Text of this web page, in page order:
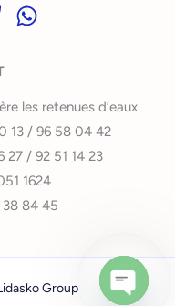
les retenues d’eaux.
13 / 96 58 04 42
27 / 92 51 14 23
1624
38 84 45
Group